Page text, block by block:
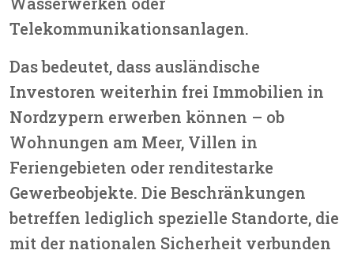
Telekommunikationsanlagen.
Das bedeutet, dass ausländische
Investoren weiterhin frei Immobilien in
Nordzypern erwerben können – ob
Wohnungen am Meer, Villen in
Feriengebieten oder renditestarke
Gewerbeobjekte. Die Beschränkungen
betreffen lediglich spezielle Standorte, die
mit der nationalen Sicherheit verbunden